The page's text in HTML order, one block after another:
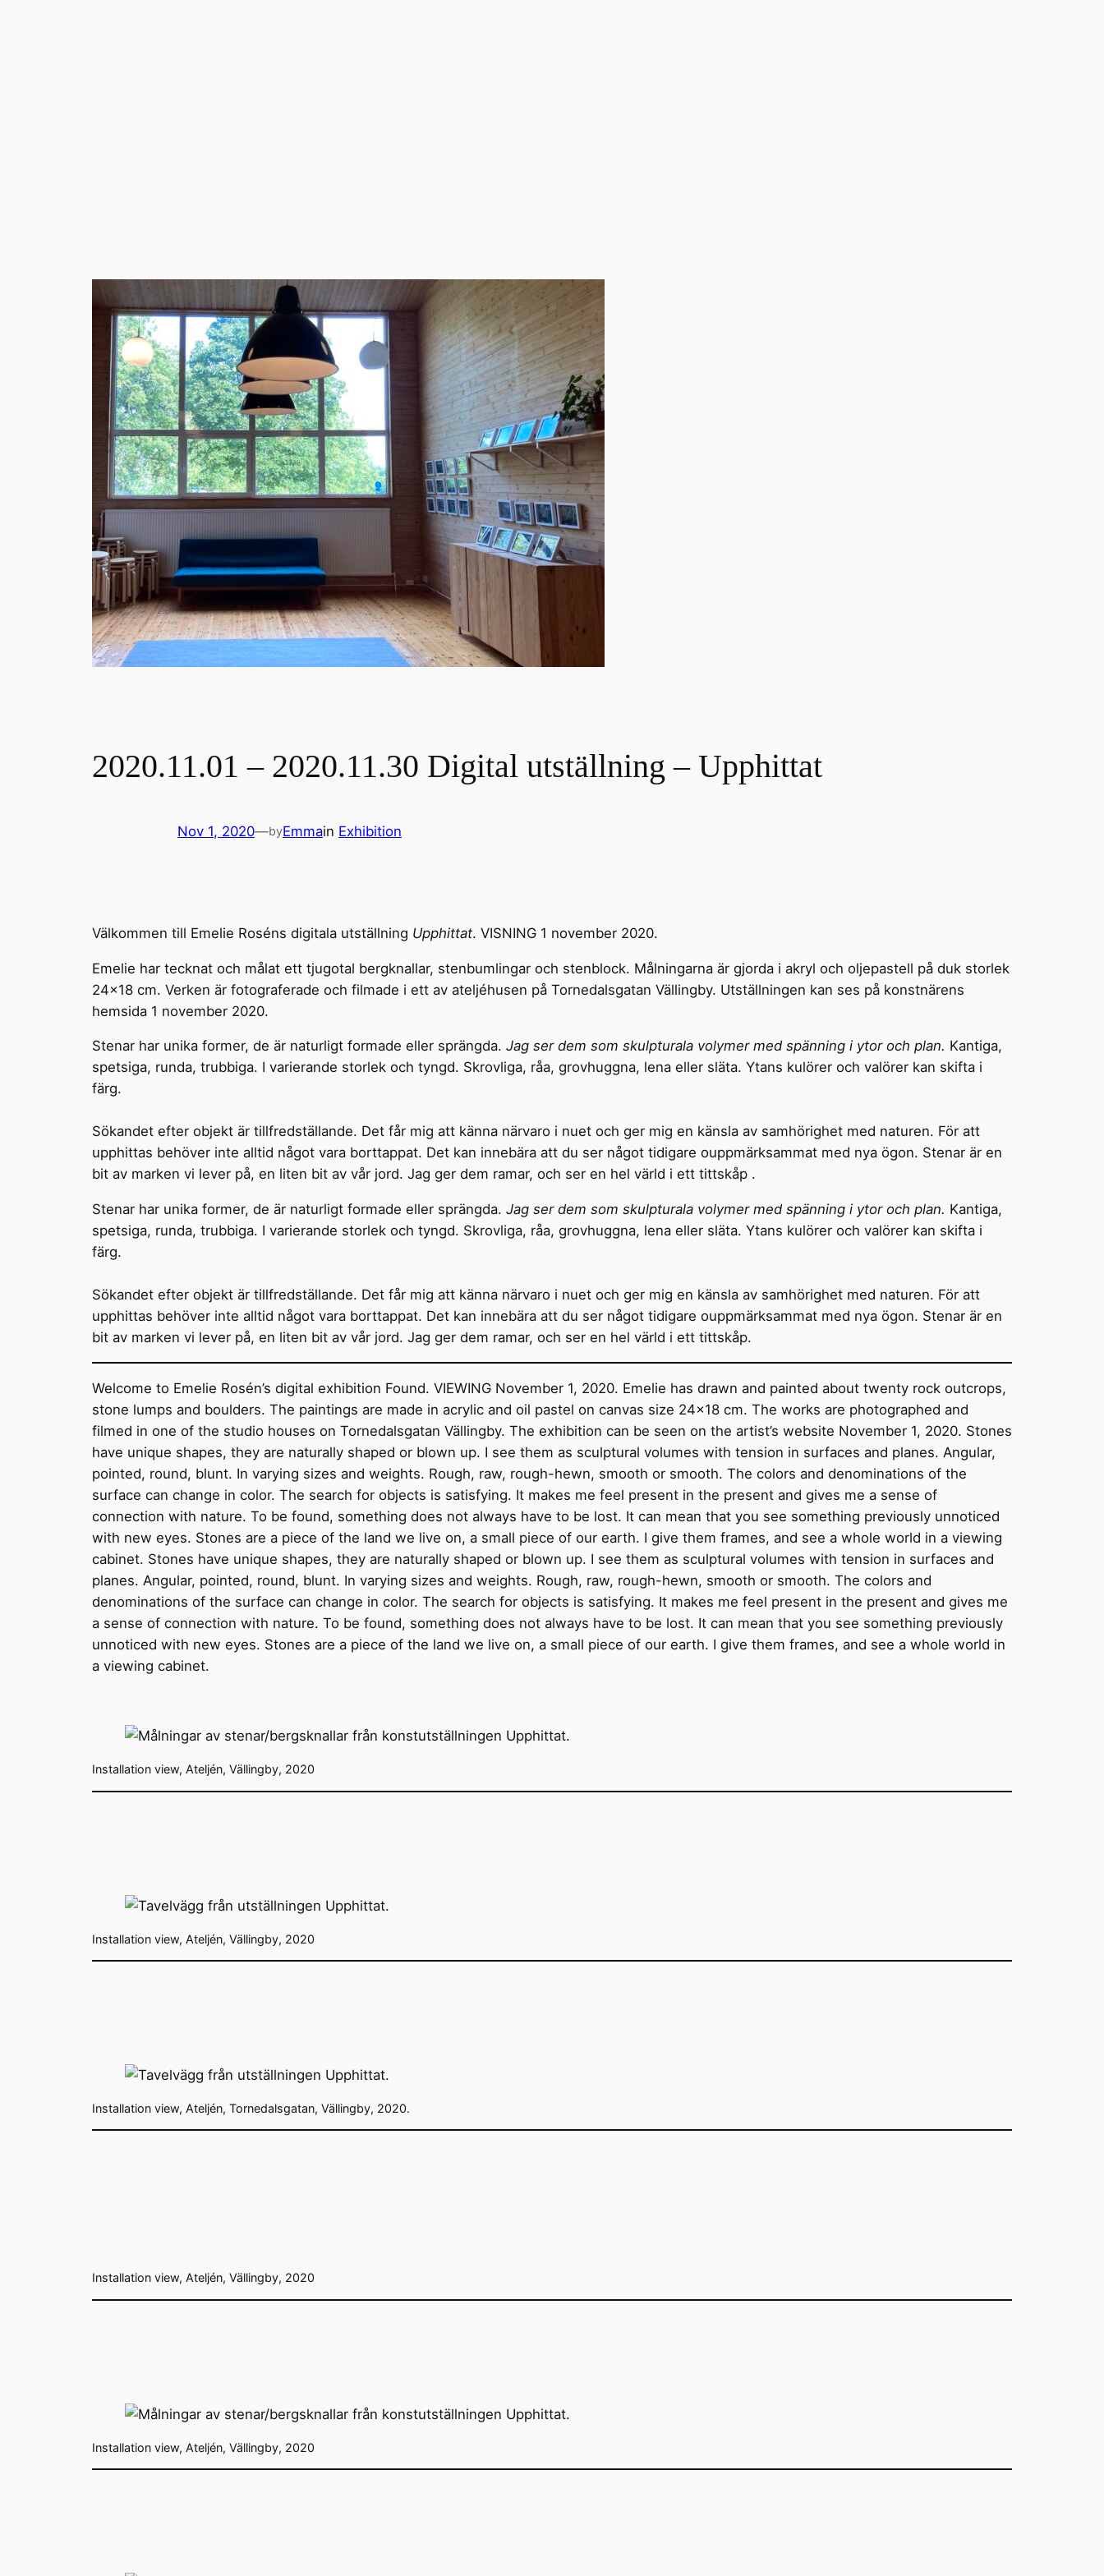
2020.11.01 – 2020.11.30 Digital utställning – Upphittat
Nov 1, 2020—byEmmain Exhibition
Välkommen till Emelie Roséns digitala utställning Upphittat. VISNING 1 november 2020.
Emelie har tecknat och målat ett tjugotal bergknallar, stenbumlingar och stenblock. Målningarna är gjorda i akryl och oljepastell på duk storlek
24×18 cm. Verken är fotograferade och filmade i ett av ateljéhusen på Tornedalsgatan Vällingby. Utställningen kan ses på konstnärens
hemsida 1 november 2020.
Stenar har unika former, de är naturligt formade eller sprängda. Jag ser dem som skulpturala volymer med spänning i ytor och plan. Kantiga,
spetsiga, runda, trubbiga. I varierande storlek och tyngd. Skrovliga, råa, grovhuggna, lena eller släta. Ytans kulörer och valörer kan skifta i
färg.
Sökandet efter objekt är tillfredställande. Det får mig att känna närvaro i nuet och ger mig en känsla av samhörighet med naturen. För att
upphittas behöver inte alltid något vara borttappat. Det kan innebära att du ser något tidigare ouppmärksammat med nya ögon. Stenar är en
bit av marken vi lever på, en liten bit av vår jord. Jag ger dem ramar, och ser en hel värld i ett tittskåp .
Stenar har unika former, de är naturligt formade eller sprängda. Jag ser dem som skulpturala volymer med spänning i ytor och plan. Kantiga,
spetsiga, runda, trubbiga. I varierande storlek och tyngd. Skrovliga, råa, grovhuggna, lena eller släta. Ytans kulörer och valörer kan skifta i
färg.
Sökandet efter objekt är tillfredställande. Det får mig att känna närvaro i nuet och ger mig en känsla av samhörighet med naturen. För att
upphittas behöver inte alltid något vara borttappat. Det kan innebära att du ser något tidigare ouppmärksammat med nya ögon. Stenar är en
bit av marken vi lever på, en liten bit av vår jord. Jag ger dem ramar, och ser en hel värld i ett tittskåp.
Welcome to Emelie Rosén’s digital exhibition Found. VIEWING November 1, 2020. Emelie has drawn and painted about twenty rock outcrops,
stone lumps and boulders. The paintings are made in acrylic and oil pastel on canvas size 24×18 cm. The works are photographed and
filmed in one of the studio houses on Tornedalsgatan Vällingby. The exhibition can be seen on the artist’s website November 1, 2020. Stones
have unique shapes, they are naturally shaped or blown up. I see them as sculptural volumes with tension in surfaces and planes. Angular,
pointed, round, blunt. In varying sizes and weights. Rough, raw, rough-hewn, smooth or smooth. The colors and denominations of the
surface can change in color. The search for objects is satisfying. It makes me feel present in the present and gives me a sense of
connection with nature. To be found, something does not always have to be lost. It can mean that you see something previously unnoticed
with new eyes. Stones are a piece of the land we live on, a small piece of our earth. I give them frames, and see a whole world in a viewing
cabinet. Stones have unique shapes, they are naturally shaped or blown up. I see them as sculptural volumes with tension in surfaces and
planes. Angular, pointed, round, blunt. In varying sizes and weights. Rough, raw, rough-hewn, smooth or smooth. The colors and
denominations of the surface can change in color. The search for objects is satisfying. It makes me feel present in the present and gives me
a sense of connection with nature. To be found, something does not always have to be lost. It can mean that you see something previously
unnoticed with new eyes. Stones are a piece of the land we live on, a small piece of our earth. I give them frames, and see a whole world in
a viewing cabinet.
Installation view, Ateljén, Vällingby, 2020
Installation view, Ateljén, Vällingby, 2020
Installation view, Ateljén, Tornedalsgatan, Vällingby, 2020.
Installation view, Ateljén, Vällingby, 2020
Installation view, Ateljén, Vällingby, 2020